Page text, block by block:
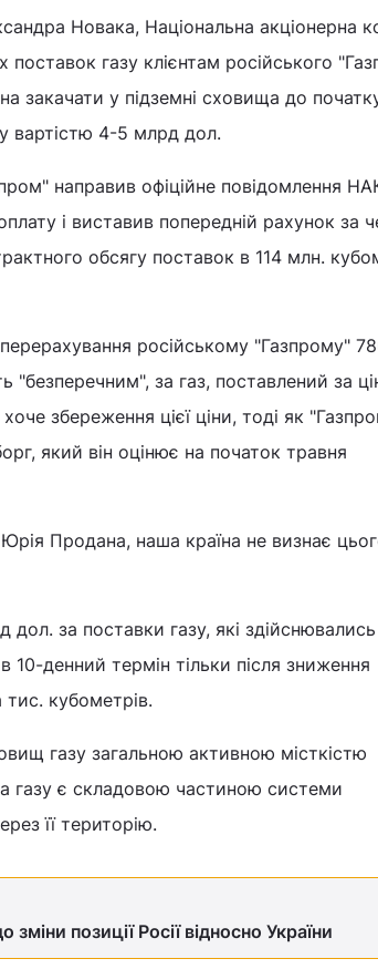
Новака, Національна акціонерна
поставок газу клієнтам російського
закачати у підземні сховища до
вартістю 4-5 млрд дол.
направив офіційне повідомлення
і виставив попередній рахунок за
обсягу поставок в 114 млн.
російському "Газпрому"
за газ, поставлений за
збереження цієї ціни, тоді як
який він оцінює на початок травня
Продана, наша країна не визнає
дол. за поставки газу, які
10-денний термін тільки після зниження
кубометрів.
газу загальною активною місткістю
газу є складовою частиною системи
її територію.
позиції Росії відносно України